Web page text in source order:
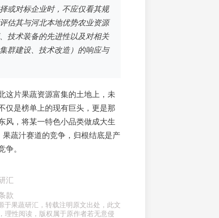
或对标企业时，不应仅看其规
估其与河北本地优势农业资源
技术装备的先进性以及对相关
群建设、技术改造）的响应与
这片果蔬资源富集的土地上，未
仅是榜单上的现有巨头，更是那
风，将某一特色小品类做成大生
果蔬汁赛道的竞争，归根结底是产
争。
汇
款
于果蔬研汇，转载注明原文出处，此文
理性阅读，版权属于原作者若无意侵